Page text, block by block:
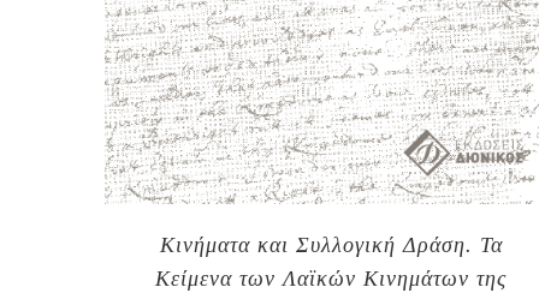
Κινήματα και Συλλογική Δράση. Τα
Κείμενα των Λαϊκών Κινημάτων της